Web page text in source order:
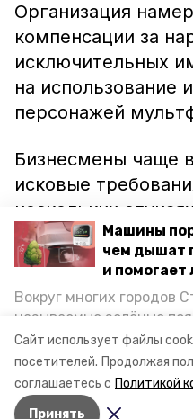
Сайт использует файлы
посетителей. Продолжая
соглашаетесь с Политикой
Принять
Машины
чем дышат
и
Вокруг многих городов
называемые зелёные
снижающие негативное
газов на атмосферу.
постоянно растущим
каким воздухом дышат
Организация
компенсации за
исключительных
на использование
персонажей
Бизнесмены чаще
исковые
нескольких
частично.
использовали
волшебниц из
«Варя», «Маша» и
ИА «Победа26».